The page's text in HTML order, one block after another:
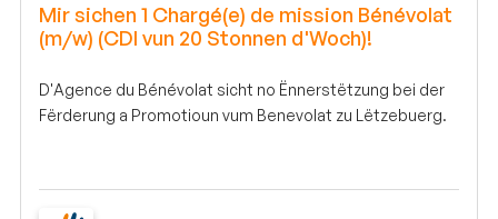
Mir sichen 1 Chargé(e) de mission Bénévolat
(m/w) (CDI vun 20 Stonnen d'Woch)!
D'Agence du Bénévolat sicht no Ënnerstëtzung bei der
Fërderung a Promotioun vum Benevolat zu Lëtzebuerg.